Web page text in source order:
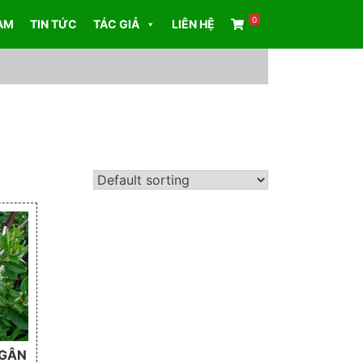
TIN TỨC TÁC GIẢ LIÊN HỆ 0